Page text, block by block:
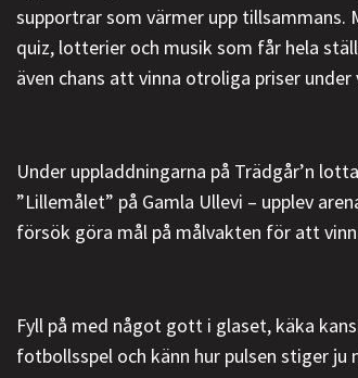
supportrar som värmer upp
quiz, lotterier och musik som får hela
även chans att vinna otroliga priser under
Under uppladdningarna på Trädgår’n
”Lillemålet” på Gamla Ullevi – upplev
försök göra mål på målvakten för att
Fyll på med något gott i glaset, käka
fotbollsspel och känn hur pulsen stiger ju